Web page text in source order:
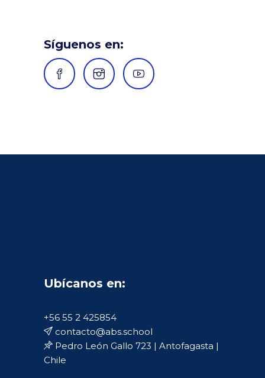
Síguenos en:
Ubícanos en:
+56 55 2 425854
contacto@abs.school
Pedro León Gallo 723 | Antofagasta |
Chile